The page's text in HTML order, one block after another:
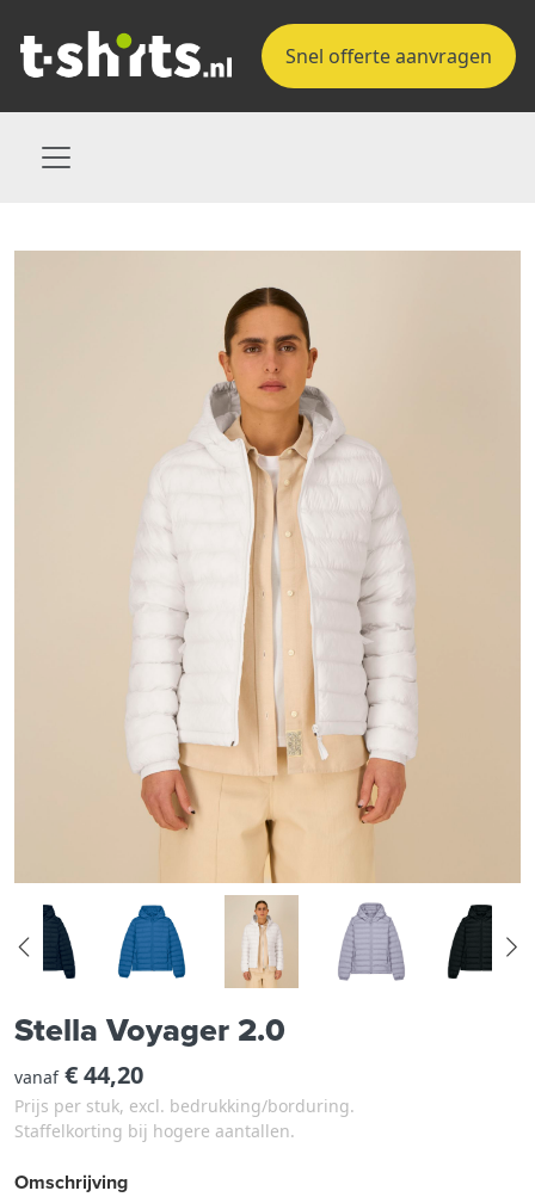
Snel offerte aanvragen
Stella Voyager 2.0
vanaf€ 44,20
Prijs per stuk, excl. bedrukking/borduring.
Staffelkorting bij hogere aantallen.
Omschrijving